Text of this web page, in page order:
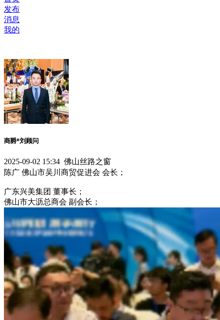
发布
消息
我的
商爵ᴿ刘顾问
2025-09-02 15:34 佛山丝路之窗
陈广 佛山市吴川商贸促进会 会长；
广东兴美集团 董事长；
佛山市大沥总商会 副会长；